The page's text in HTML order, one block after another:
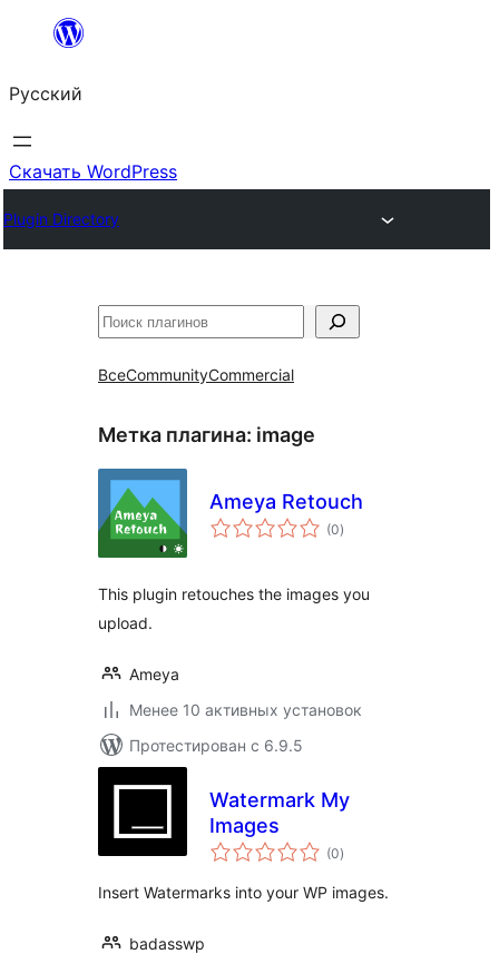
Перейти
содержимому
Русский
Скачать WordPress
Plugin Directory
Поиск
ВсеCommunityCommercial
Метка плагина: image
Ameya Retouch
(0общий
рейтинг
)
This plugin retouches the images you
upload.
Ameya
Менее 10 активных установок
Протестирован с 6.9.5
Watermark My
Images
(0общий
рейтинг
)
Insert Watermarks into your WP images.
badasswp